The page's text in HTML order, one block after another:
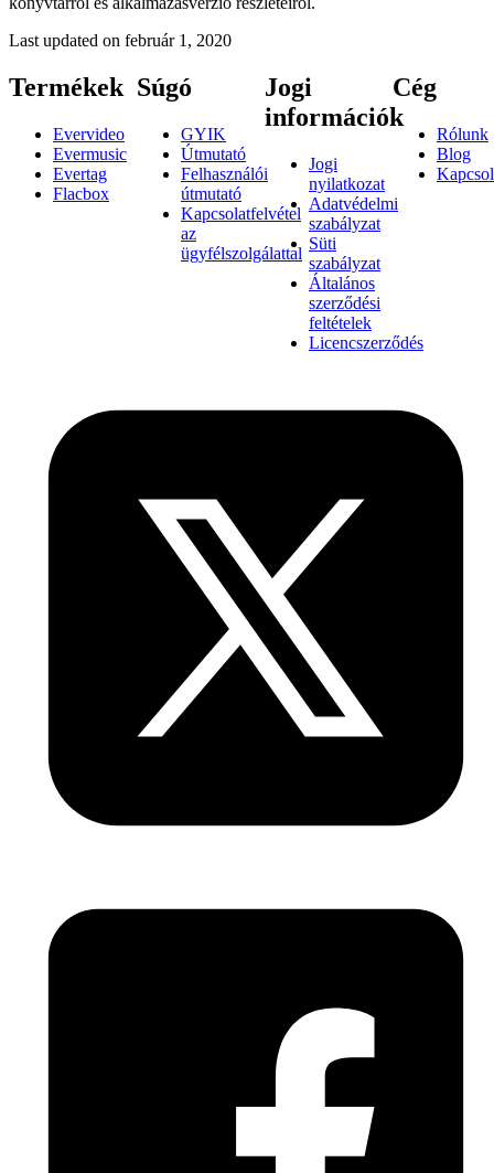
Last updated on február 1, 2020
Termékek
Evervideo
Evermusic
Evertag
Flacbox
Súgó
GYIK
Útmutató
Felhasználói
útmutató
Kapcsolatfelvétel
az
ügyfélszolgálattal
Jogi
információk
Jogi
nyilatkozat
Adatvédelmi
szabályzat
Süti
szabályzat
Általános
szerződési
feltételek
Licencszerződés
Cég
Rólunk
Blog